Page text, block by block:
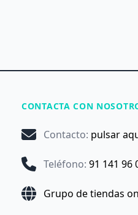
CONTACTA CON
Contacto: pulsar
Teléfono: 91 141 96
Grupo de tiendas